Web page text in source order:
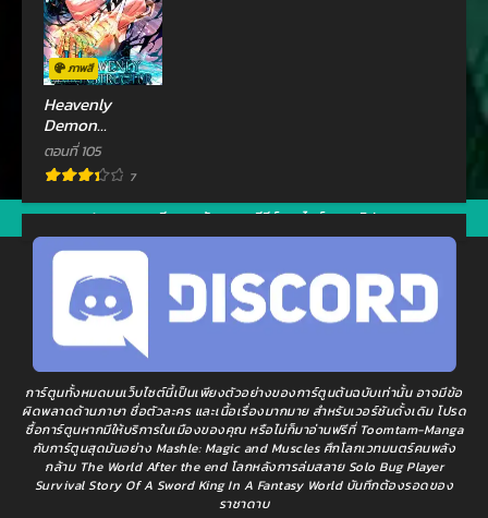
ตอนที่ 50
กรกฎาคม 29, 2022
ตอนที่ 48
กรกฎาคม 9, 2022
ตอนที่ 46
ตอนที่ 44
มิถุนายน 10, 2022
ตอนที่ 43
ตอนที่ 42
มิถุนายน 2, 2022
ตอนที่ 41
ตอนที่ 40
มิถุนายน 2, 2022
ตอนที่ 39
มิถุนายน 2, 2022
ตอนที่ 38
พฤษภาคม 22, 2022
ตอนที่ 37
พฤษภาคม 22, 2022
ภาพสี
Heavenly
Demon
Instructor
ตอนที่ 105
7
jav xxxจีน มังงะ ซีรีย์ออนไลน์ คลิปหลุด
การ์ตูนทั้งหมดบนเว็บไซต์นี้เป็นเพียงตัวอย่างของการ์ตูนต้นฉบับเท่านั้น อาจมีข้อ
ผิดพลาดด้านภาษา ชื่อตัวละคร และเนื้อเรื่องมากมาย สำหรับเวอร์ชันดั้งเดิม โปรด
ซื้อการ์ตูนหากมีให้บริการในเมืองของคุณ หรือไม่ก็มาอ่านฟรีที่ Toomtam-Manga
กับการ์ตูนสุดมันอย่าง Mashle: Magic and Muscles ศึกโลกเวทมนตร์คนพลัง
กล้าม The World After the end โลกหลังการล่มสลาย Solo Bug Player
Survival Story Of A Sword King In A Fantasy World บันทึกต้องรอดของ
ราชาดาบ